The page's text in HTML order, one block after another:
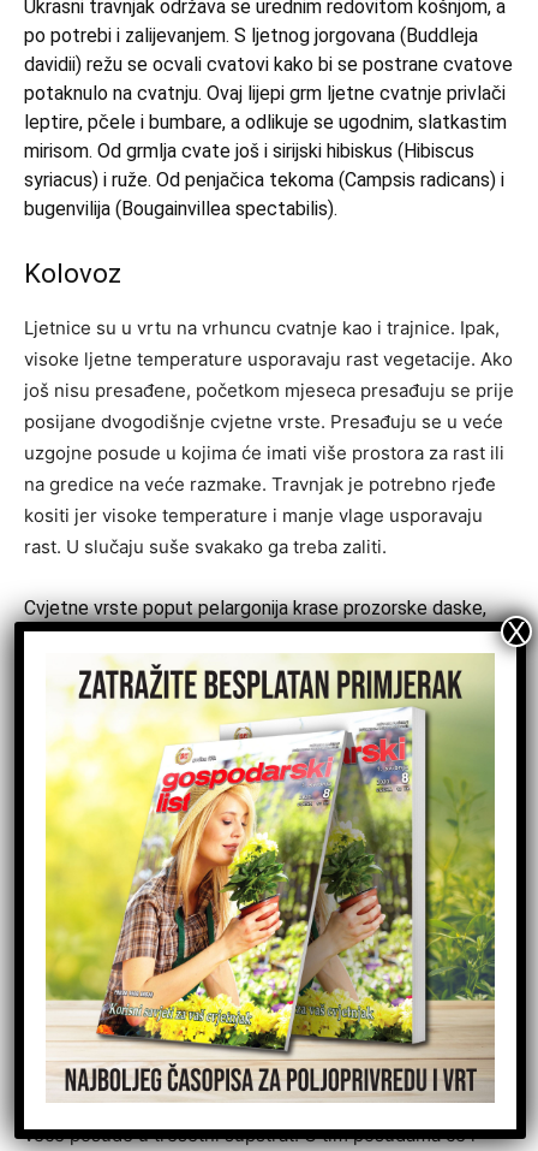
Ukrasni travnjak održava se urednim redovitom košnjom, a
po potrebi i zalijevanjem. S ljetnog jorgovana (Buddleja
davidii) režu se ocvali cvatovi kako bi se postrane cvatove
potaknulo na cvatnju. Ovaj lijepi grm ljetne cvatnje privlači
leptire, pčele i bumbare, a odlikuje se ugodnim, slatkastim
mirisom. Od grmlja cvate još i sirijski hibiskus (Hibiscus
syriacus) i ruže. Od penjačica tekoma (Campsis radicans) i
bugenvilija (Bougainvillea spectabilis).
Kolovoz
Ljetnice su u vrtu na vrhuncu cvatnje kao i trajnice. Ipak,
visoke ljetne temperature usporavaju rast vegetacije. Ako
još nisu presađene, početkom mjeseca presađuju se prije
posijane dvogodišnje cvjetne vrste. Presađuju se u veće
uzgojne posude u kojima će imati više prostora za rast ili
na gredice na veće razmake. Travnjak je potrebno rjeđe
kositi jer visoke temperature i manje vlage usporavaju
rast. U slučaju suše svakako ga treba zaliti.
Cvjetne vrste poput pelargonija krase prozorske daske,
balkone i terase. Vrhunac ljeta vrijeme je kad se mogu
razmnožavati reznicama. Topli i još dovoljno dugi dani
omogućit će razvoj korijena. Premda se teško odlučiti
otkidati izbojke s raskošnim cvatovima, najbolje je uzeti
vršne reznice s 3-4 lista, a cvatove ukloniti. Vršne reznice
imaju najviše hormona rasta, a matičnim biljkama se tako
potiče postrano razgranjenje.
Reznice se uzimaju ujutro dok još imaju dovoljno vlage u
stabljici i listovima i odmah utaknu u supstrat za
ukorjenjivanje, mješavinu tresetnog supstrata koja ima
povoljne vodozračne odnose. Supstrat se dobro natopi
vodom, a posudice smjeste na zasjenjeno mjesto.
Izuzetno je važno da ne dođe do zasušivanja supstrata.
Vrlo brzo doći će do razvoja korijena i počet će se
razvijati novi listići. Kad korijen proraste volumen posude
i proviri kroz drenažne otvore, biljčice se presađuju u
veće posude u tresetni supstrat. U tim posudama će i